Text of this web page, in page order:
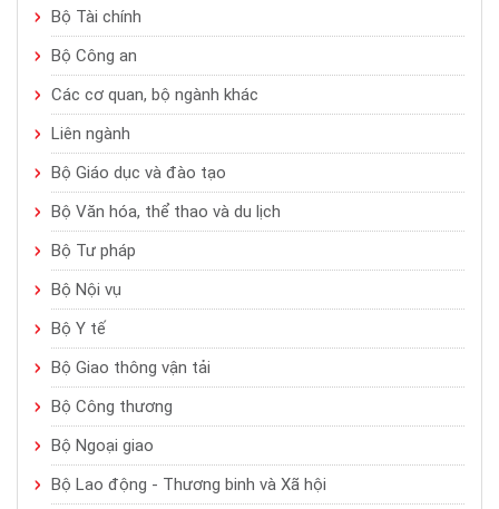
Bộ Tài chính
Bộ Công an
Các cơ quan, bộ ngành khác
Liên ngành
Bộ Giáo dục và đào tạo
Bộ Văn hóa, thể thao và du lịch
Bộ Tư pháp
Bộ Nội vụ
Bộ Y tế
Bộ Giao thông vận tải
Bộ Công thương
Bộ Ngoại giao
Bộ Lao động - Thương binh và Xã hội